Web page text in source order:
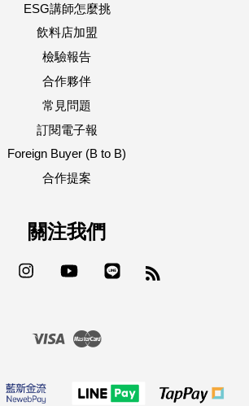
ESG講師怎麼挑
飲料店加盟
檢驗報告
合作夥伴
常見問題
訂閱電子報
Foreign Buyer (B to B)
合作提案
關注我們
Facebook Instagram YouTube
Visa